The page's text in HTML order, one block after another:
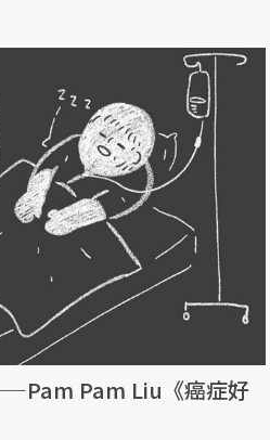
Pam Liu《癌症好